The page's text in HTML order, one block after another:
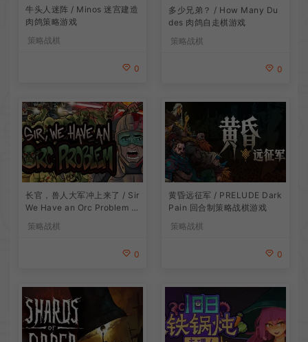
牛头人迷阵 / Minos 迷宫建造
肉鸽策略游戏
策略战棋
0
多少兄弟？ / How Many Du
des 肉鸽自走棋游戏
策略战棋
0
长官，兽人大军冲上来了 / Sir
We Have an Orc Problem 增
量塔防游戏
策略战棋
0
黄昏远征军 / PRELUDE Dark
Pain 回合制策略战棋游戏
策略战棋
0